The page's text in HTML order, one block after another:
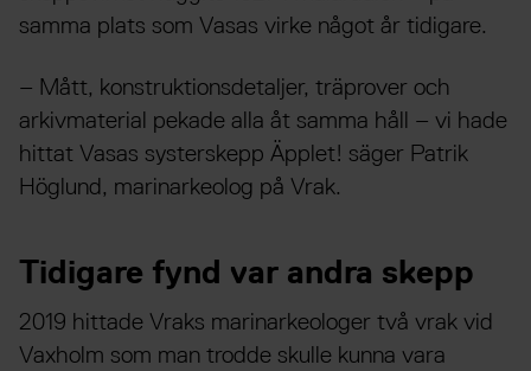
samma plats som Vasas virke något år tidigare.
– Mått, konstruktionsdetaljer, träprover och
arkivmaterial pekade alla åt samma håll – vi hade
hittat Vasas systerskepp Äpplet! säger Patrik
Höglund, marinarkeolog på Vrak.
Tidigare fynd var andra skepp
2019 hittade Vraks marinarkeologer två vrak vid
Vaxholm som man trodde skulle kunna vara